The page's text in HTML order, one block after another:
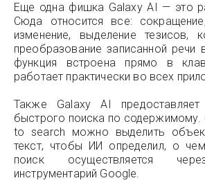
Еще одна фишка Galaxy AI — это
Сюда относится все:
изменение, выделение тезисов,
преобразование записанной речи
функция встроена прямо в
работает практически во всех
Также Galaxy AI предоставляет
быстрого поиска по
to search можно выделить
текст, чтобы ИИ определил, о
поиск осуществляется
инструментарий Google.